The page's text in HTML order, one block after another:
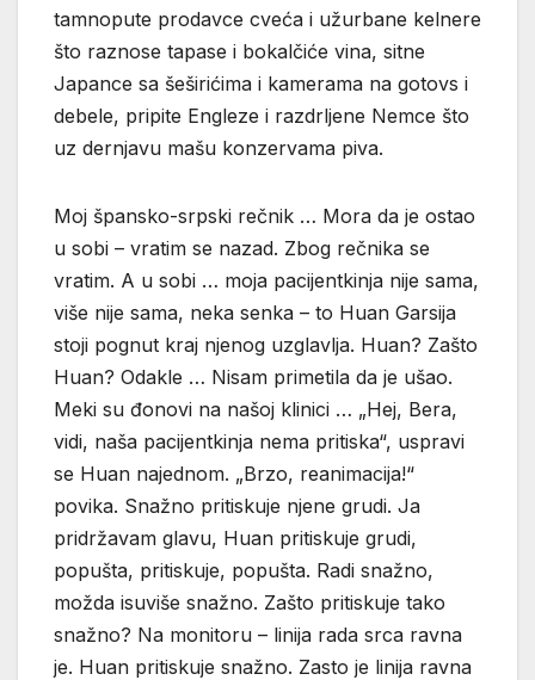
tamnopute prodavce cveća i užurbane kelnere
što raznose tapase i bokalčiće vina, sitne
Japance sa šeširićima i kamerama na gotovs i
debele, pripite Engleze i razdrljene Nemce što
uz dernjavu mašu konzervama piva.
Moj špansko-srpski rečnik … Mora da je ostao
u sobi – vratim se nazad. Zbog rečnika se
vratim. A u sobi … moja pacijentkinja nije sama,
više nije sama, neka senka – to Huan Garsija
stoji pognut kraj njenog uzglavlja. Huan? Zašto
Huan? Odakle … Nisam primetila da je ušao.
Meki su đonovi na našoj klinici … „Hej, Bera,
vidi, naša pacijentkinja nema pritiska“, uspravi
se Huan najednom. „Brzo, reanimacija!“
povika. Snažno pritiskuje njene grudi. Ja
pridržavam glavu, Huan pritiskuje grudi,
popušta, pritiskuje, popušta. Radi snažno,
možda isuviše snažno. Zašto pritiskuje tako
snažno? Na monitoru – linija rada srca ravna
je. Huan pritiskuje snažno. Zasto je linija ravna